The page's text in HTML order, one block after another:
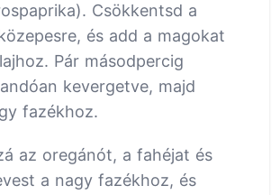
Csökkentsd a
és add a magokat
Pár másodpercig
kevergetve, majd
fazékhoz.
az oregánót, a fahéjat és
a nagy fazékhoz, és